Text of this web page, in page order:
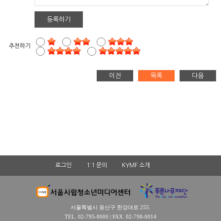
등록하기
추천하기
이전 목록 다음
로그인 1:1 문의 KYMF 소개
서울특별시 용산구 한강대로 255.
TEL. 02-795-8000 | FAX. 02-798-0014